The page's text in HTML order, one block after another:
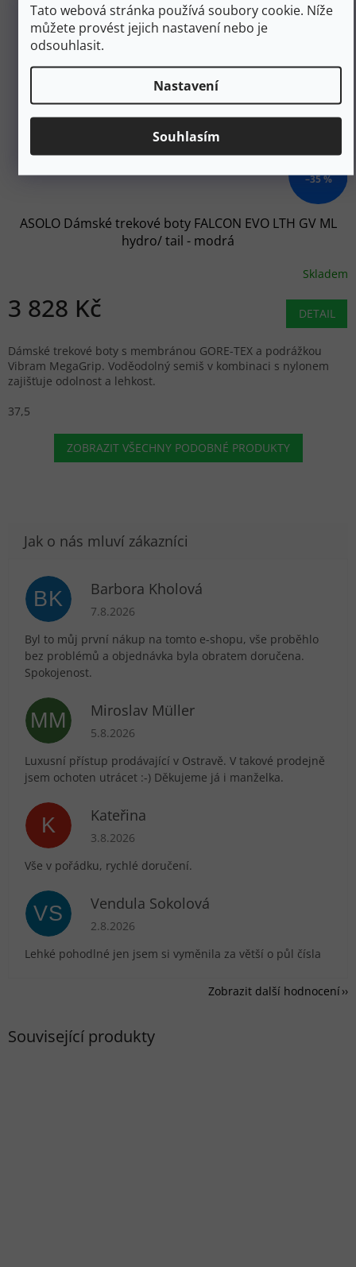
Tato webová stránka používá soubory cookie. Níže
můžete provést jejich nastavení nebo je
odsouhlasit.
Nastavení
Souhlasím
Související produkty
–35 %
ASOLO Dámské trekové boty FALCON EVO LTH GV ML
hydro/ tail - modrá
Skladem
3 828 Kč DETAIL
Dámské trekové boty s membránou GORE-TEX a podrážkou
Vibram MegaGrip. Voděodolný semiš v kombinaci s nylonem
zajišťuje odolnost a lehkost.
37,5
ZOBRAZIT VŠECHNY PODOBNÉ PRODUKTY
BK Barbora Kholová
Hodnocení obchodu je 5 z 5 hvězdiček.
7.8.2026
Byl to můj první nákup na tomto e-shopu, vše proběhlo
bez problémů a objednávka byla obratem doručena.
Spokojenost.
MM Miroslav Müller
Hodnocení obchodu je 5 z 5 hvězdiček.
5.8.2026
Luxusní přístup prodávající v Ostravě. V takové prodejně
jsem ochoten utrácet :-) Děkujeme já i manželka.
K Kateřina
Hodnocení obchodu je 5 z 5 hvězdiček.
3.8.2026
Vše v pořádku, rychlé doručení.
VS Vendula Sokolová
Hodnocení obchodu je 5 z 5 hvězdiček.
2.8.2026
Lehké pohodlné jen jsem si vyměnila za větší o půl čísla
Zobrazit další hodnocení